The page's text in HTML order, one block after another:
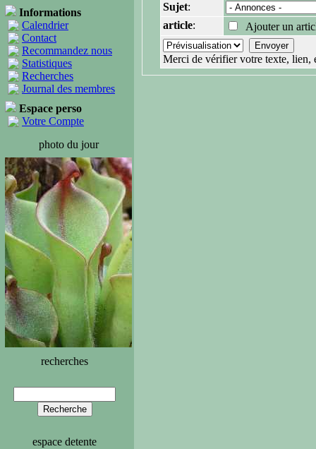
Informations
Calendrier
Contact
Recommandez nous
Statistiques
Recherches
Journal des membres
Espace perso
Votre Compte
photo du jour
recherches
espace detente
Sujet:
article: Ajouter un
Merci de vérifier votre texte, lien,